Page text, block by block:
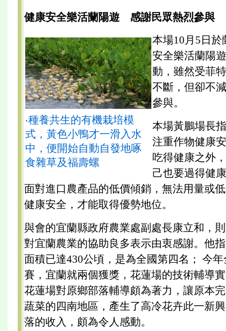
健康安全樂活蘭陽遊 感謝民眾熱烈參與
‧種養共生的有機栽培模
式，黃色小鴨才一滑入水
中，便開始自動自發地啄
食雜草及福壽螺
本場10月5日
安全樂活蘭陽
動，雖然受菲
不斷，但卻不
參與。
本場黃鵬場長
注重作物健康
吃得健康之外
己也要過得健
面對進口農產品的低價傾銷，無法用量或
健康安全，才能取得優勢地位。
與會的宜蘭縣政府農業處副處長康立和，
對宜蘭農業的協助良多表示由衷感謝。他
面積已達430公頃，是為全國第四名； 今
賽，宜蘭就兩個獲獎，花蓮場的技術輔導
花蓮場對原鄉部落輔導頗為著力，讓原本
蔬菜的四南地區，產生了高冷花卉此一新
落的收入，頗為令人感動。